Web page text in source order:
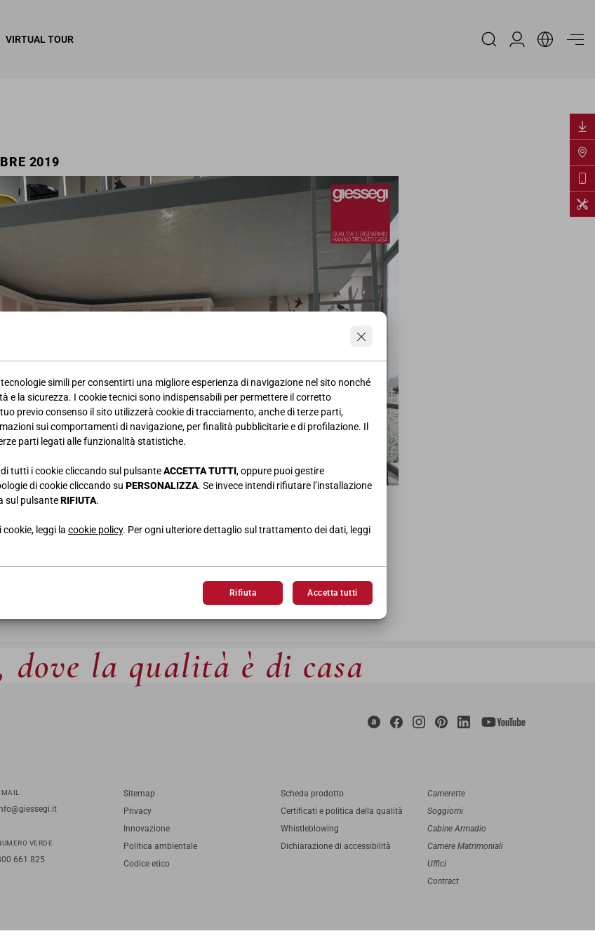
simili per consentirti una migliore esperienza di navigazione nel sito nonché
e la sicurezza. I cookie tecnici sono indispensabili per permettere il corretto
previo consenso il sito utilizzerà cookie di tracciamento, anche di terze parti,
sui comportamenti di navigazione, per finalità pubblicitarie e di profilazione. Il
parti legati alle funzionalità statistiche.
tutti i cookie cliccando sul pulsanteACCETTA TUTTI, oppure puoi gestire
di cookie cliccando su PERSONALIZZA. Se invece intendi rifiutare l’installazione
sul pulsanteRIFIUTA.
leggi la cookie policy. Per ogni ulteriore dettaglio sul trattamento dei dati, leggi
Rifiuta Accetta tutti
VIRTUAL TOUR
Area Riservata
2019
Giessegi ne Il Messaggero per il mese di Ottobre.
dove la qualità è di casa
VERDE
661 825
Sitemap
Privacy
Innovazione
Politica ambientale
Codice etico
Scheda prodotto
Certificati e politica della qualità
Whistleblowing
Dichiarazione di accessibilità
Camerette
Soggiorni
Cabine Armadio
Camere Matrimoniali
Uffici
Contract